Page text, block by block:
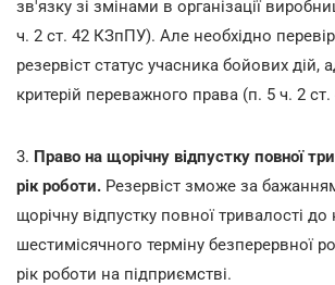
зв'язку зі змінами в організації
ч. 2 ст. 42 КЗпПУ). Але необхідно
резервіст статус учасника бойових дій,
критерій переважного права (п. 5 ч. 2
3. Право на щорічну відпустку повної
рік роботи. Резервіст зможе за
щорічну відпустку повної тривалості до
шестимісячного терміну безперервної
рік роботи на підприємстві.